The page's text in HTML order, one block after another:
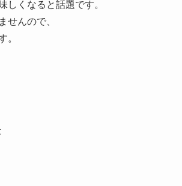
ていても食べることは出来るでしょう。
しくなると話題です。